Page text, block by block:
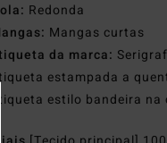
Redonda
Mangas curtas
da marca:
estampada a
Etiqueta estilo bandeira